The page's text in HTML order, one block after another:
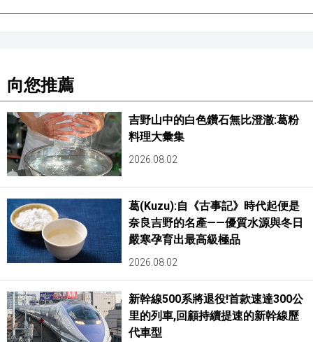
向您推薦
吉野山中的白色鑽石無比澄澈:葛粉
料理大彙集
2026.08.02
葛(Kuzu):自《古事記》時代起便是
奈良吉野的名產——優質水源與冬日
嚴寒孕育出最高級極品
2026.08.02
新幹線500系將退役!首款速達300公
里的列車,回顧持續提速的新幹線歷
代車型